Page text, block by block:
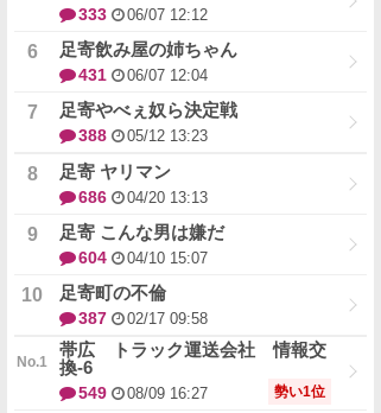
333 06/07 12:12
足寄飲み屋の姉ちゃん
431 06/07 12:04
足寄やべぇ奴ら決定戦
388 05/12 13:23
足寄 ヤリマン
686 04/20 13:13
足寄 こんな男は嫌だ
604 04/10 15:07
足寄町の不倫
387 02/17 09:58
帯広 トラック運送会社 情報交
換-6
549 08/09 16:27 勢い1位